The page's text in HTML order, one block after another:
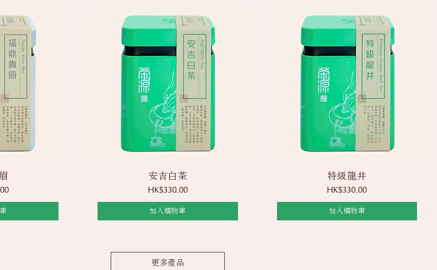
快速瀏覽
安吉白茶
價格
HK$330.00
加入購物車
快速瀏覽
特級龍井
價格
HK$330.00
加入購物車
更多產品